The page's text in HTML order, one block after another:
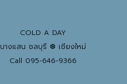
COLD A DAY
บางแสน ชลบุรี ❆ เชียงใหม่
Call 095-646-9366